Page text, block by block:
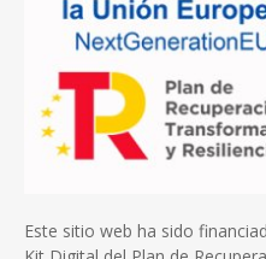
Este sitio web ha sido